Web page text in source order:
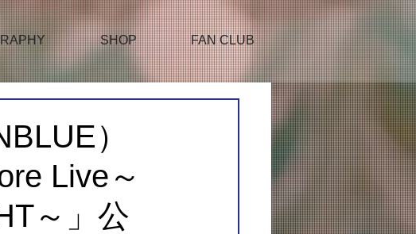
SHOP FAN CLUB
）
Live～
～」公